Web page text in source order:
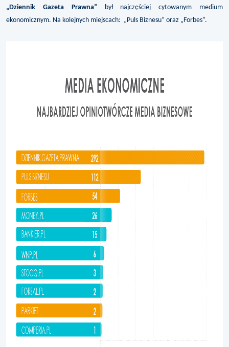
„Dziennik Gazeta Prawna” był najczęściej cytowanym medium
ekonomicznym. Na kolejnych miejscach: „Puls Biznesu” oraz „Forbes”.